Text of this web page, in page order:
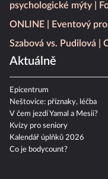
psychologické mýty
ONLINE
Eventový
Szabová vs. Pudilová
Aktuálně
Epicentrum
Neštovice: příznaky, léčba
V čem jezdí Yamal a Mesii?
Kvízy pro seniory
Kalendář úplňků 2026
Co je bodycount?